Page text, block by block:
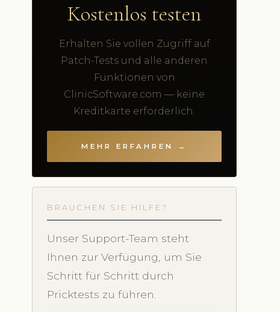
Kostenlos testen
Erhalten Sie vollen Zugriff auf
Patch-Tests und alle anderen
Funktionen von
ClinicSoftware.com — keine
Kreditkarte erforderlich.
MEHR ERFAHREN →
BRAUCHEN SIE HILFE?
Unser Support-Team steht
Ihnen zur Verfügung, um Sie
Schritt für Schritt durch
Pricktests zu führen.